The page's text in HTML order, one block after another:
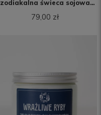
zodiakalna świeca sojowa
(250 ml)
79,00 zł